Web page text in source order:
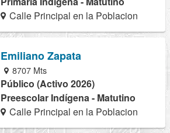
Calle Principal en la Poblacion
Emiliano Zapata
8707 Mts
Público (Activo 2026)
Preescolar Indígena - Matutino
Calle Principal en la Poblacion